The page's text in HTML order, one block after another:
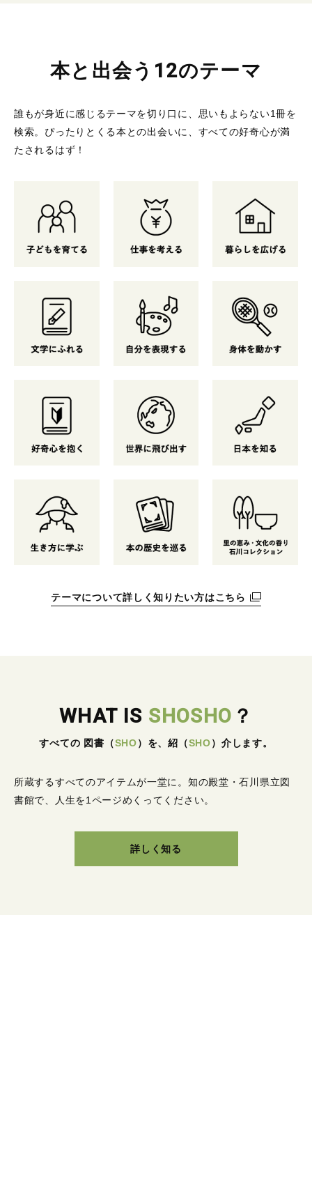
本と出会う12のテーマ
誰もが身近に感じるテーマを切り口に、思いもよらない1冊を
検索。 ぴったりとくる本との出会いに、すべての好奇心が満
たされるはず！
テーマについて詳しく知りたい方はこちら
WHAT IS SHOSHO ？
すべての 図書 （SHO） を、紹 （SHO） 介します。
所蔵するすべてのアイテムが一堂に。 知の殿堂・石川県立図
書館で、人生を1ページめくってください。
詳しく知る